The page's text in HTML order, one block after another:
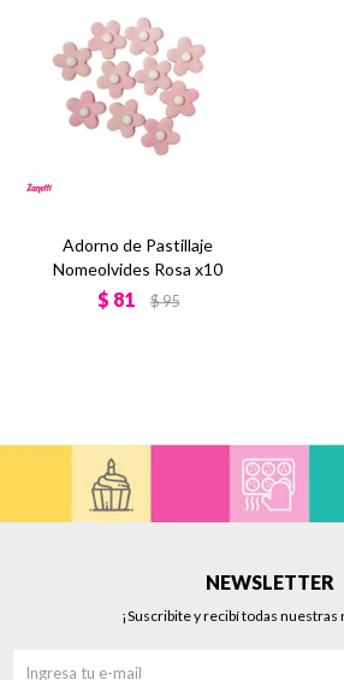
Adorno de Pastillaje
Nomeolvides Rosa x10
$ 81 $95
NEWSLETTER
¡Suscribite y recibí todas nuestras